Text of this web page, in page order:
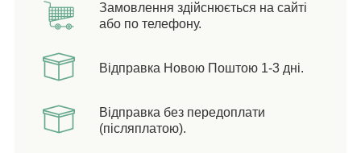
Замовлення здійснюється на сайті
або по телефону.
Відправка Новою Поштою 1-3 дні.
Відправка без передоплати
(післяплатою).